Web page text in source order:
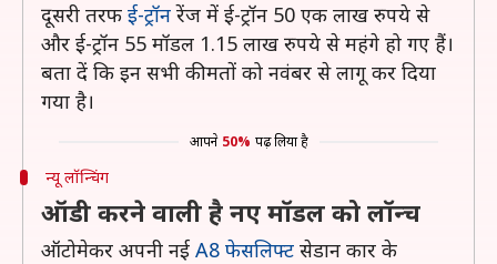
दूसरी तरफ ई-ट्रॉनरेंज में ई-ट्रॉन 50 एक लाख रुपये से
और ई-ट्रॉन 55 मॉडल 1.15 लाख रुपये से महंगे हो गए हैं।
बता दें कि इन सभी कीमतों को नवंबर से लागू कर दिया
गया है।
आपने 50% पढ़ लिया है
न्यू लॉन्चिंग
ऑडी करने वाली है नए मॉडल को लॉन्च
ऑटोमेकर अपनी नई A8 फेसलिफ्ट सेडान कार के